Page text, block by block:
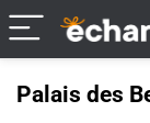
Palais des